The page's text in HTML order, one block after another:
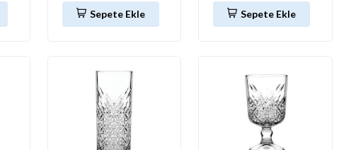
Sepete Ekle Sepete Ekle